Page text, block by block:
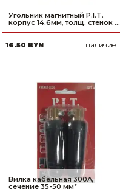
Угольник магнитный P.I.T.
корпус 14.6мм, толщ. стенок ...
16.50 BYN наличие:
Вилка кабельная 300A,
сечение 35-50 мм²